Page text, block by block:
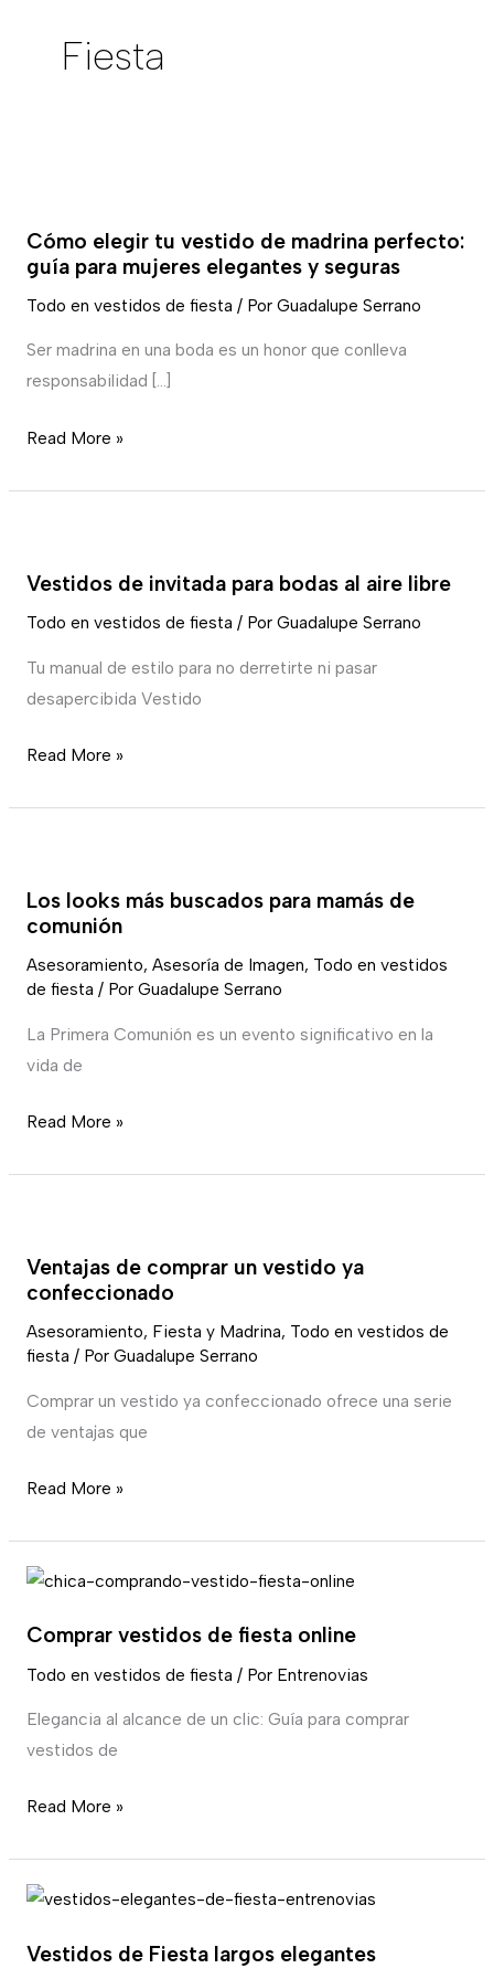
Fiesta
Cómo elegir tu vestido de madrina perfecto:
guía para mujeres elegantes y seguras
Todo en vestidos de fiesta / Por Guadalupe Serrano
Ser madrina en una boda es un honor que conlleva
responsabilidad […]
tu
vestido
de
madrina
para
elegantes
Read More »
Vestidos de invitada para bodas al aire libre
Todo en vestidos de fiesta / Por Guadalupe Serrano
Tu manual de estilo para no derretirte ni pasar
desapercibida Vestido
invitada
para
libre
Read More »
Los looks más buscados para mamás de
comunión
Asesoramiento, Asesoría de Imagen, Todo en vestidos
de fiesta / Por Guadalupe Serrano
La Primera Comunión es un evento significativo en la
vida de
más
buscados
para
mamás
de
comunión
Read More »
Ventajas de comprar un vestido ya
confeccionado
Asesoramiento, Fiesta y Madrina, Todo en vestidos de
fiesta / Por Guadalupe Serrano
Comprar un vestido ya confeccionado ofrece una serie
de ventajas que
comprar
un
vestido
ya
confeccionado
Read More »
Comprar vestidos de fiesta online
Todo en vestidos de fiesta / Por Entrenovias
Elegancia al alcance de un clic: Guía para comprar
vestidos de
Comprar
de
fiesta
Read More »
Vestidos de Fiesta largos elegantes
Vestidos
Fiesta